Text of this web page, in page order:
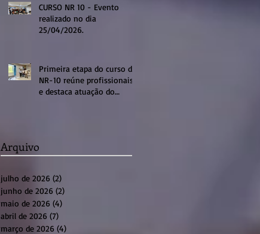
CURSO NR 10 - Evento
realizado no dia
25/04/2026.
Primeira etapa do curso de
NR-10 reúne profissionais
e destaca atuação do
Arquivo
julho de 2026 (2)
junho de 2026 (2)
maio de 2026 (4)
abril de 2026 (7)
março de 2026 (4)